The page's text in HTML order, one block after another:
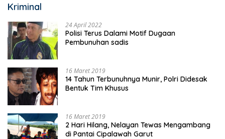
Kriminal
24 April 2022
Polisi Terus Dalami Motif Dugaan
Pembunuhan sadis
16 Maret 2019
14 Tahun Terbunuhnya Munir, Polri Didesak
Bentuk Tim Khusus
16 Maret 2019
2 Hari Hilang, Nelayan Tewas Mengambang
di Pantai Cipalawah Garut